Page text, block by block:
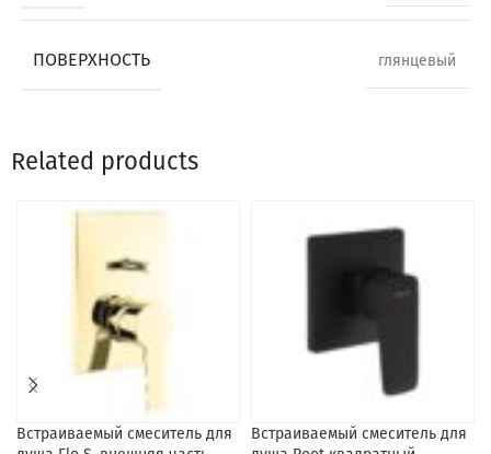
ПОВЕРХНОСТЬ глянцевый
Related products
Встраиваемый смеситель для
Встраиваемый смеситель для